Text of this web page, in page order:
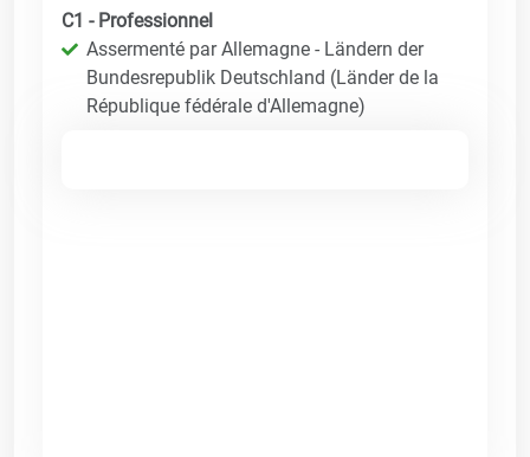
C1 - Professionnel
Assermenté par Allemagne - Ländern der
Bundesrepublik Deutschland (Länder de la
République fédérale d'Allemagne)